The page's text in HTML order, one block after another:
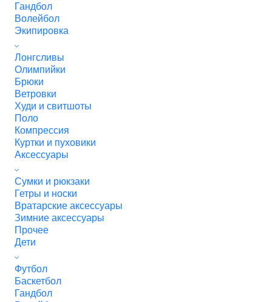
Гандбол
Волейбол
Экипировка
Лонгсливы
Олимпийки
Брюки
Ветровки
Худи и свитшоты
Поло
Компрессия
Куртки и пуховики
Аксессуары
Сумки и рюкзаки
Гетры и носки
Вратарские аксессуары
Зимние аксессуары
Прочее
Дети
Футбол
Баскетбол
Гандбол